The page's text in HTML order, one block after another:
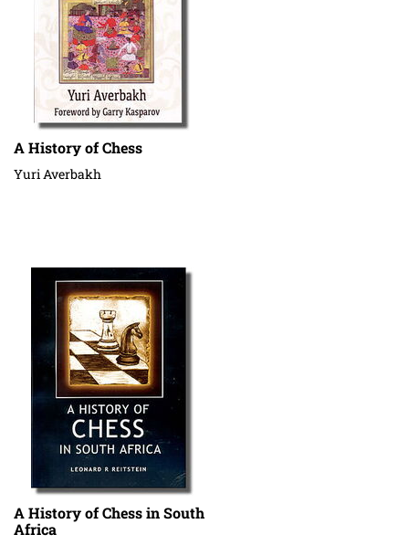
A History of Chess
Yuri Averbakh
A History of Chess in South
Africa